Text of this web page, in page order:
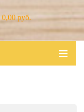
0,00 руб.